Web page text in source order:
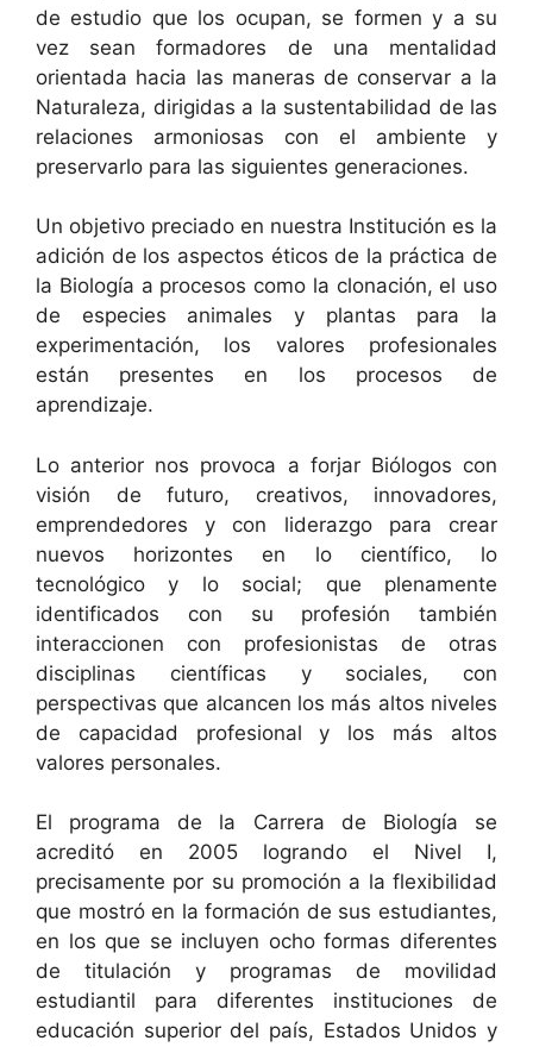
de estudio que los ocupan, se formen y a su
vez sean formadores de una mentalidad
orientada hacia las maneras de conservar a la
Naturaleza, dirigidas a la sustentabilidad de las
relaciones armoniosas con el ambiente y
preservarlo para las siguientes generaciones.
Un objetivo preciado en nuestra Institución es la
adición de los aspectos éticos de la práctica de
la Biología a procesos como la clonación, el uso
de especies animales y plantas para la
experimentación, los valores profesionales
están presentes en los procesos de
aprendizaje.
Lo anterior nos provoca a forjar Biólogos con
visión de futuro, creativos, innovadores,
emprendedores y con liderazgo para crear
nuevos horizontes en lo científico, lo
tecnológico y lo social; que plenamente
identificados con su profesión también
interaccionen con profesionistas de otras
disciplinas científicas y sociales, con
perspectivas que alcancen los más altos niveles
de capacidad profesional y los más altos
valores personales.
El programa de la Carrera de Biología se
acreditó en 2005 logrando el Nivel I,
precisamente por su promoción a la flexibilidad
que mostró en la formación de sus estudiantes,
en los que se incluyen ocho formas diferentes
de titulación y programas de movilidad
estudiantil para diferentes instituciones de
educación superior del país, Estados Unidos y